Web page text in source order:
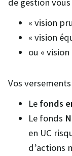
« vision
« vision
ou «
Vos
Le fonds
Le fonds
en UC
d’actions